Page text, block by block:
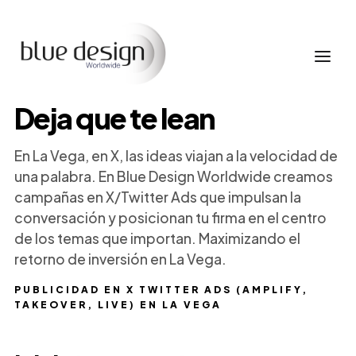
PUBLICIDAD EN X TWITTER ADS (AMPLIFY,
TAKEOVER, LIVE) EN LA VEGA
Deja que te lean
En La Vega, en X, las ideas viajan a la velocidad de
una palabra. En Blue Design Worldwide creamos
campañas en X/Twitter Ads que impulsan la
conversación y posicionan tu firma en el centro
de los temas que importan. Maximizando el
retorno de inversión en La Vega.